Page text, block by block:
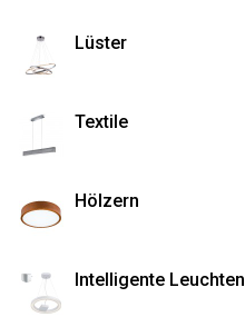
Lüster
Textile
Hölzern
Intelligente Leuchten